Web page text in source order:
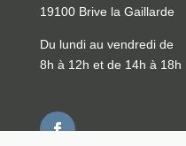
19100 Brive la Gaillarde
Du lundi au vendredi de
8h à 12h et de 14h à 18h